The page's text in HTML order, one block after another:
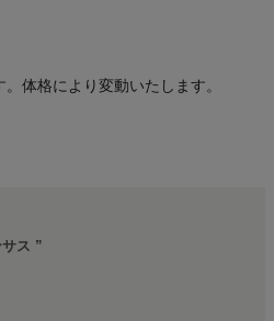
体格により変動いたします。
ス ”